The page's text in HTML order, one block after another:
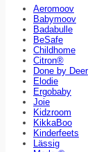
Aeromoov
Babymoov
Badabulle
BeSafe
Childhome
Citron®
Done by Deer
Elodie
Ergobaby
Joie
Kidzroom
KikkaBoo
Kinderfeets
Lässig